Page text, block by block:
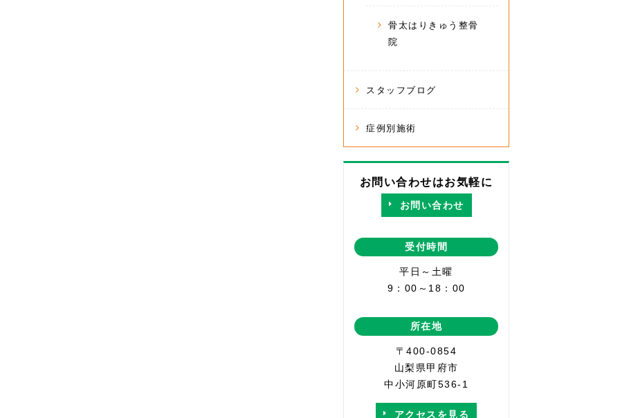
骨太はりきゅう整骨
院
スタッフブログ
症例別施術
お問い合わせはお気軽に
お問い合わせ
受付時間
平日～土曜
9：00～18：00
所在地
〒400-0854
山梨県甲府市
中小河原町536-1
アクセスを見る